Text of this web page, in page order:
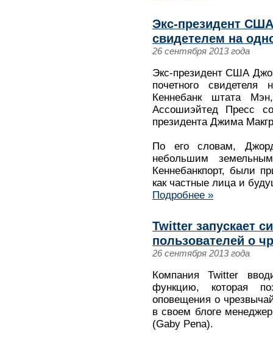
Экс-президент
свидетелем на
26 сентября 2013 года
Экс-президент США
почетного
Кеннебанк штата
Ассошиэйтед Пресс
президента Джима
По его словам,
небольшим
Кеннебанкпорт, были
как частные лица и
Подробнее »
Twitter запускает
пользователей о
26 сентября 2013 года
Компания Twitter
функцию, которая
оповещения о
в своем блоге
(Gaby Pena).